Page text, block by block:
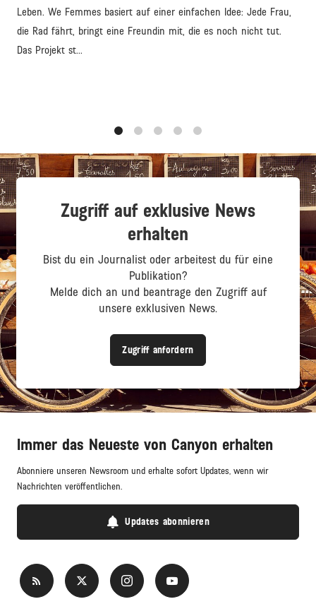
Leben. We Femmes basiert auf einer einfachen Idee: Jede Frau,
die Rad fährt, bringt eine Freundin mit, die es noch nicht tut.
Das Projekt st...
Zugriff auf exklusive News
erhalten
Bist du ein Journalist oder arbeitest du für eine
Publikation?
Melde dich an und beantrage den Zugriff auf
unsere exklusiven News.
Zugriff anfordern
Immer das Neueste von Canyon erhalten
Abonniere unseren Newsroom und erhalte sofort Updates, wenn wir
Nachrichten veröffentlichen.
Updates abonnieren